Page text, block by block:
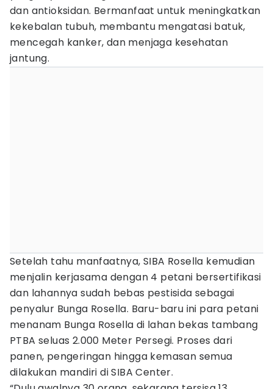
dan antioksidan. Bermanfaat untuk meningkatkan
kekebalan tubuh, membantu mengatasi batuk,
mencegah kanker, dan menjaga kesehatan
jantung.
Setelah tahu manfaatnya, SIBA Rosella kemudian
menjalin kerjasama dengan 4 petani bersertifikasi
dan lahannya sudah bebas pestisida sebagai
penyalur Bunga Rosella. Baru-baru ini para petani
menanam Bunga Rosella di lahan bekas tambang
PTBA seluas 2.000 Meter Persegi. Proses dari
panen, pengeringan hingga kemasan semua
dilakukan mandiri di SIBA Center.